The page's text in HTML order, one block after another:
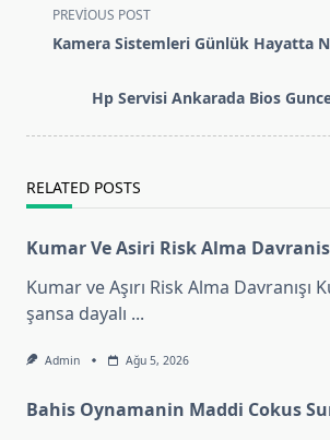
<span
class="nav-
text">Page</span>
PREVIOUS POST
Kamera Sistemleri Günlük Hayatta
Hp Servisi Ankarada Bios
RELATED POSTS
Kumar Ve Asiri Risk Alma
Kumar ve Aşırı Risk Alma Davranışı
şansa dayalı ...
Admin Ağu 5, 2026
Bahis Oynamanin Maddi Cokus